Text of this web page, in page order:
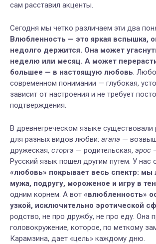
сам расставил акценты.
Сегодня мы четко различаем эти два
Влюбленность — это яркая вспышка,
недолго держится. Она может
неделю или месяц. А может
большее — в настоящую любовь.
современном понимании — глубокая,
зависит от настроения и не требует
подтверждения.
В древнегреческом языке существовали
для разных видов любви: агапэ —
дружеская, сторгэ — родительская, эрос
Русский язык пошел другим путем. У нас
«любовь» покрывает весь спектр:
мужа, подругу, мороженое и игру в
одним корнем. А вот «влюбленность»
узкой, исключительно эротической
родство, не про дружбу, не про еду. Она
головокружение, которое, по меткому
Карамзина, дает «цель» каждому дню.